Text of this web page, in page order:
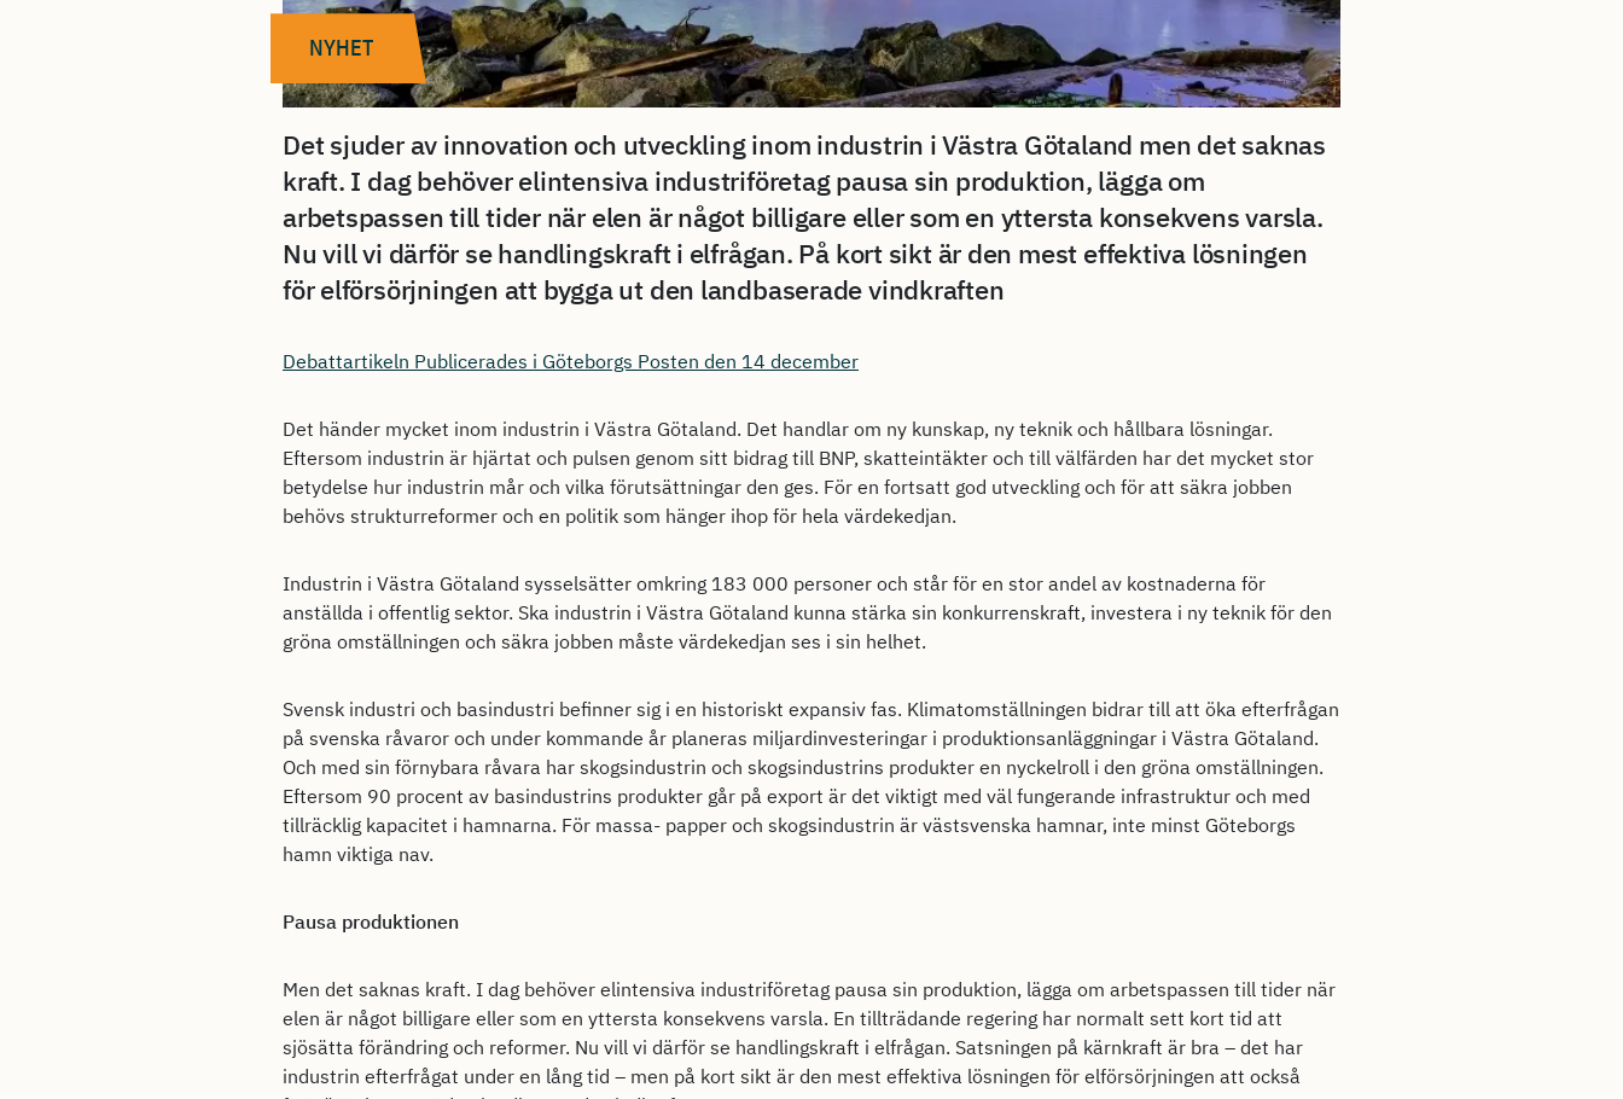
NYHET
Det sjuder av innovation och utveckling inom industrin i Västra Götaland men det saknas
kraft. I dag behöver elintensiva industriföretag pausa sin produktion, lägga om
arbetspassen till tider när elen är något billigare eller som en yttersta konsekvens varsla.
Nu vill vi därför se handlingskraft i elfrågan. På kort sikt är den mest effektiva lösningen
för elförsörjningen att bygga ut den landbaserade vindkraften
Debattartikeln Publicerades i Göteborgs Posten den 14 december
Det händer mycket inom industrin i Västra Götaland. Det handlar om ny kunskap, ny teknik och hållbara lösningar.
Eftersom industrin är hjärtat och pulsen genom sitt bidrag till BNP, skatteintäkter och till välfärden har det mycket stor
betydelse hur industrin mår och vilka förutsättningar den ges. För en fortsatt god utveckling och för att säkra jobben
behövs strukturreformer och en politik som hänger ihop för hela värdekedjan.
Industrin i Västra Götaland sysselsätter omkring 183 000 personer och står för en stor andel av kostnaderna för
anställda i offentlig sektor. Ska industrin i Västra Götaland kunna stärka sin konkurrenskraft, investera i ny teknik för den
gröna omställningen och säkra jobben måste värdekedjan ses i sin helhet.
Svensk industri och basindustri befinner sig i en historiskt expansiv fas. Klimatomställningen bidrar till att öka efterfrågan
på svenska råvaror och under kommande år planeras miljardinvesteringar i produktionsanläggningar i Västra Götaland.
Och med sin förnybara råvara har skogsindustrin och skogsindustrins produkter en nyckelroll i den gröna omställningen.
Eftersom 90 procent av basindustrins produkter går på export är det viktigt med väl fungerande infrastruktur och med
tillräcklig kapacitet i hamnarna. För massa- papper och skogsindustrin är västsvenska hamnar, inte minst Göteborgs
hamn viktiga nav.
Pausa produktionen
Men det saknas kraft. I dag behöver elintensiva industriföretag pausa sin produktion, lägga om arbetspassen till tider när
elen är något billigare eller som en yttersta konsekvens varsla. En tillträdande regering har normalt sett kort tid att
sjösätta förändring och reformer. Nu vill vi därför se handlingskraft i elfrågan. Satsningen på kärnkraft är bra – det har
industrin efterfrågat under en lång tid – men på kort sikt är den mest effektiva lösningen för elförsörjningen att också